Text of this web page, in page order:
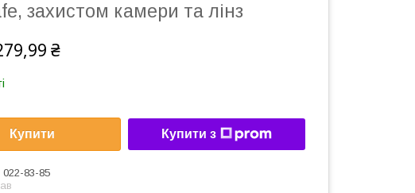
захистом камери та лінз
₴
Купити Купити з
022-83-85